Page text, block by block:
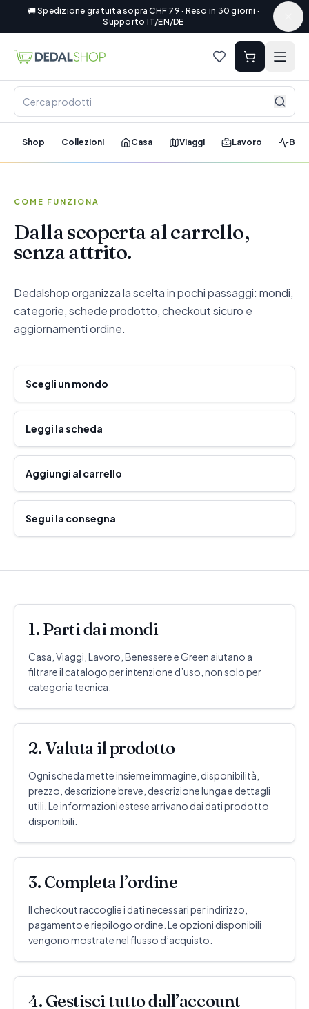
🚚 Spedizione gratuita sopra CHF 79 · Reso in 30 giorni ·
Supporto IT/EN/DE
Shop Collezioni Casa Viaggi Lavoro
COME FUNZIONA
Dalla scoperta al carrello,
senza attrito.
Dedalshop organizza la scelta in pochi passaggi: mondi,
categorie, schede prodotto, checkout sicuro e
aggiornamenti ordine.
Scegli un mondo
Leggi la scheda
Aggiungi al carrello
Segui la consegna
1. Parti dai mondi
Casa, Viaggi, Lavoro, Benessere e Green aiutano a
filtrare il catalogo per intenzione d’uso, non solo per
categoria tecnica.
2. Valuta il prodotto
Ogni scheda mette insieme immagine, disponibilità,
prezzo, descrizione breve, descrizione lunga e dettagli
utili. Le informazioni estese arrivano dai dati prodotto
disponibili.
3. Completa l’ordine
Il checkout raccoglie i dati necessari per indirizzo,
pagamento e riepilogo ordine. Le opzioni disponibili
vengono mostrate nel flusso d’acquisto.
4. Gestisci tutto dall’account